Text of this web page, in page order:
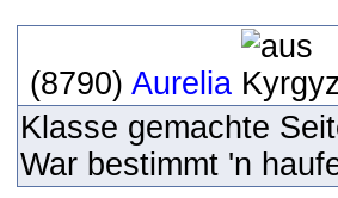
(8790) Aurelia
Klasse gemachte
War bestimmt 'n